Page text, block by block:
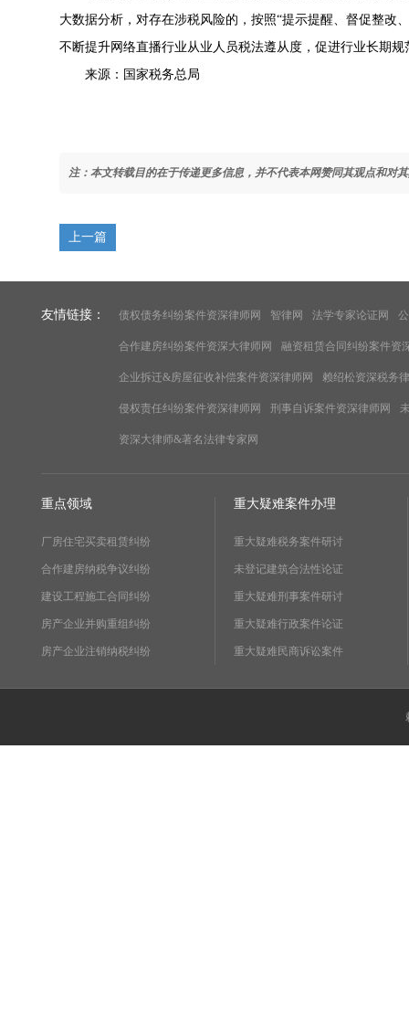
大数据分析，对存在涉税风险的，按照“提示提醒、督促整改
不断提升网络直播行业从业人员税法遵从度，促进行业长期规
来源：国家税务总局
注：本文转载目的在于传递更多信息，并不代表本网赞同其观点和对
上一篇
友情链接： 债权债务纠纷案件资深律师网 智律网 法学专家论证网
合作建房纠纷案件资深大律师网 融资租赁合同纠纷案件资
企业拆迁&房屋征收补偿案件资深律师网 赖绍松资深税务
侵权责任纠纷案件资深律师网 刑事自诉案件资深律师网
资深大律师&著名法律专家网
重点领域
厂房住宅买卖租赁纠纷
合作建房纳税争议纠纷
建设工程施工合同纠纷
房产企业并购重组纠纷
房产企业注销纳税纠纷
重大疑难案件办理
重大疑难税务案件研讨
未登记建筑合法性论证
重大疑难刑事案件研讨
重大疑难行政案件论证
重大疑难民商诉讼案件